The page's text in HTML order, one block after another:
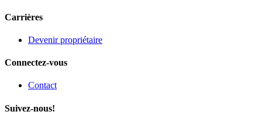
Carrières
Devenir propriétaire
Connectez-vous
Contact
Suivez-nous!